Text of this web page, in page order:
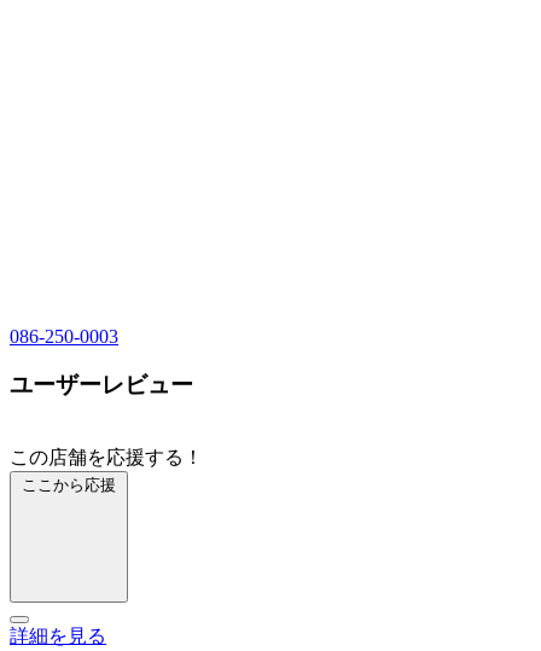
086-250-0003
ユーザーレビュー
この店舗を応援する！
ここから応援
詳細を見る